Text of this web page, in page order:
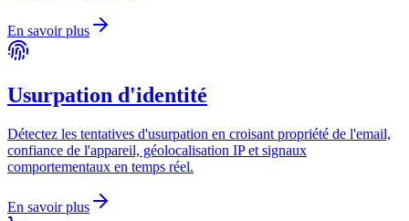
En savoir plus
Usurpation d'identité
Détectez les tentatives d'usurpation en croisant propriété de l'email,
confiance de l'appareil, géolocalisation IP et signaux
comportementaux en temps réel.
En savoir plus